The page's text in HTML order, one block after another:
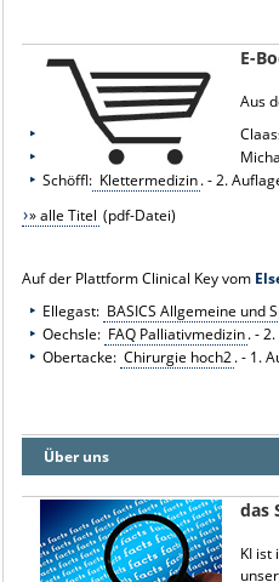
E-
Aus
Schöffl: Klettermedizin. - 2.
» alle Titel (pdf-Datei)
Auf der Plattform Clinical Key vom
Ellegast: BASICS Allgemeine und
Oechsle: FAQ Palliativmedizin. -
Obertacke: Chirurgie hoch2. - 1.
Über uns
das
KI ist